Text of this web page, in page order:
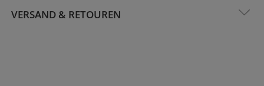
VERSAND & RETOUREN